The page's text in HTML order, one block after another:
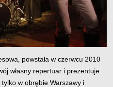
powstała w czerwcu 2010
własny repertuar i prezentuje
w obrębie Warszawy i